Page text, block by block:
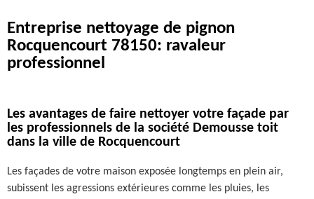
Entreprise nettoyage de pignon
Rocquencourt 78150: ravaleur
professionnel
Les avantages de faire nettoyer votre façade par
les professionnels de la société Demousse toit
dans la ville de Rocquencourt
Les façades de votre maison exposée longtemps en plein air,
subissent les agressions extérieures comme les pluies, les